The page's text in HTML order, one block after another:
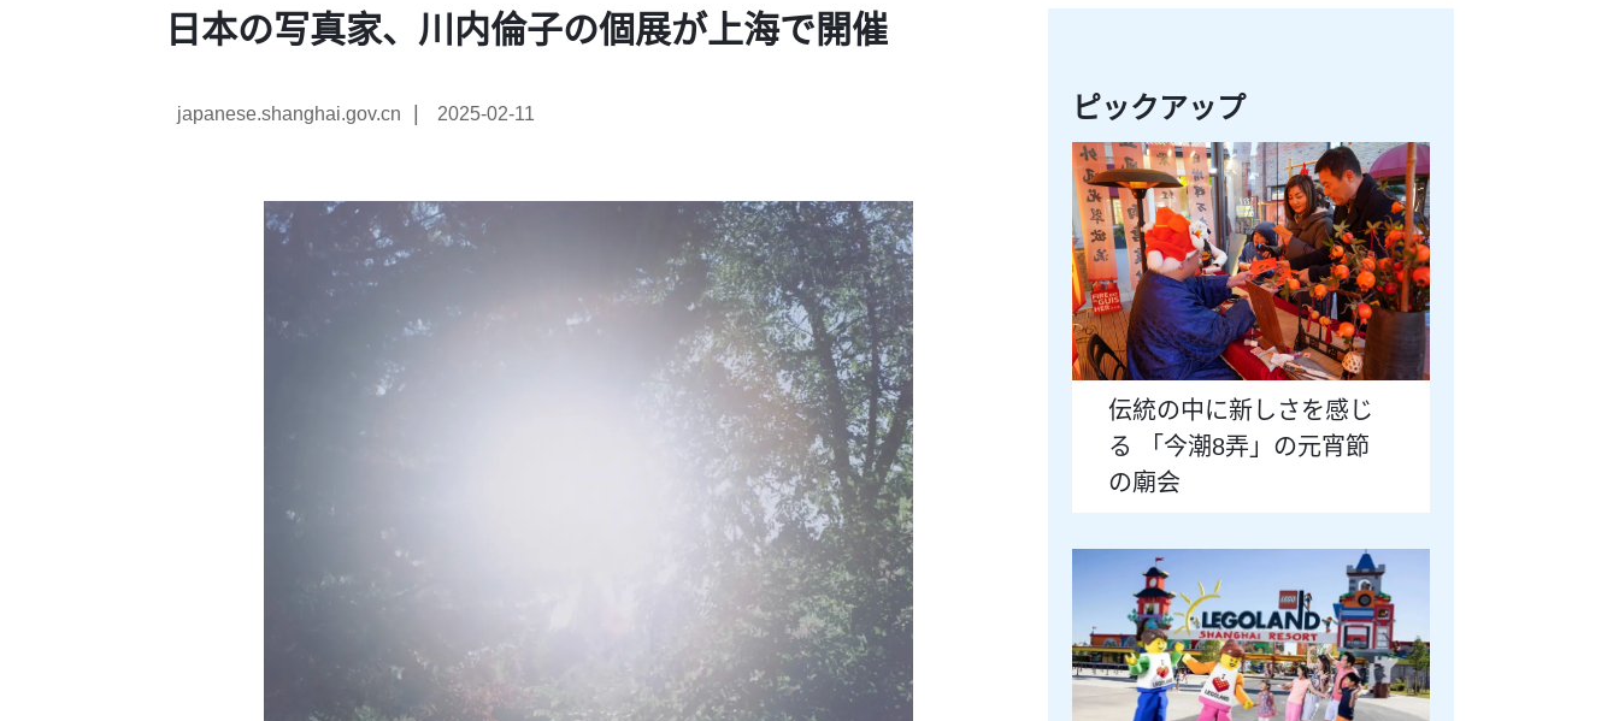
日本の写真家、川内倫子の個展が上海で開催
japanese.shanghai.gov.cn 2025-02-11 ピックアップ
伝統の中に新しさを感じ
る 「今潮8弄」の元宵節
の廟会